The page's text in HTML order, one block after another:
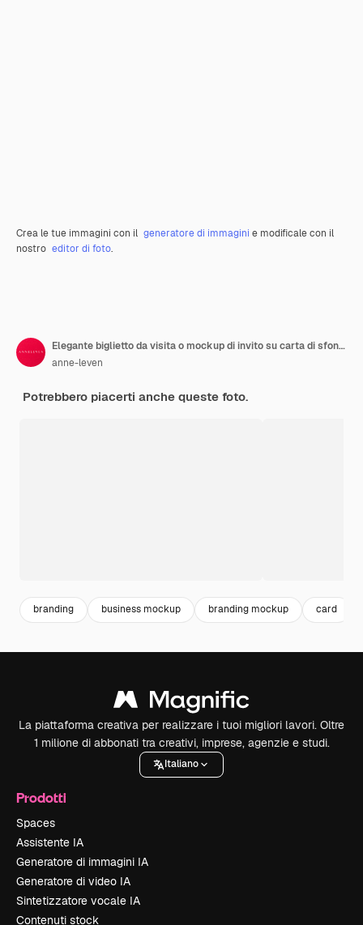
Crea le tue immagini con il generatore di immagini e modificale con il
nostro editor di foto.
Elegante biglietto da visita o mockup di invito su carta di sfondo in marmo e branding di cancelleria
anne-leven
Potrebbero piacerti anche queste foto.
branding business mockup branding mockup card
La piattaforma creativa per realizzare i tuoi migliori lavori. Oltre
1 milione di abbonati tra creativi, imprese, agenzie e studi.
Italiano
Prodotti
Spaces
Assistente IA
Generatore di immagini IA
Generatore di video IA
Sintetizzatore vocale IA
Contenuti stock